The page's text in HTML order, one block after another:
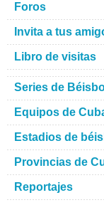
Foros
Invita a tus
Libro de visitas
Series de
Equipos de
Estadios de
Provincias de
Reportajes